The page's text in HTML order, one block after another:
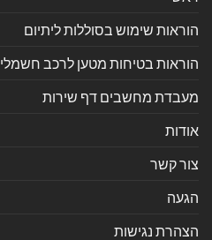
הוראות שימוש בסוללות ליתיום
הוראות בטיחות מטען לרכב חשמלי
מעבדת מחשבים דף שירות
אודות
צור קשר
הגעה
הצהרת נגישות